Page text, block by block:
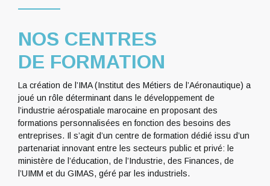
NOS CENTRES
DE FORMATION
La création de l’IMA (Institut des Métiers de l’Aéronautique) a
joué un rôle déterminant dans le développement de
l’industrie aérospatiale marocaine en proposant des
formations personnalisées en fonction des besoins des
entreprises. Il s’agit d’un centre de formation dédié issu d’un
partenariat innovant entre les secteurs public et privé: le
ministère de l’éducation, de l’Industrie, des Finances, de
l’UIMM et du GIMAS, géré par les industriels.